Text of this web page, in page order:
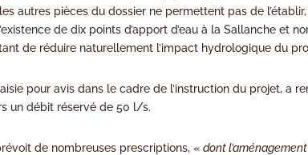
autres pièces du dossier ne permettent pas de l’établir,
de dix points d’apport d’eau à la Sallanche et
de réduire naturellement l’impact hydrologique du
pour avis dans le cadre de l’instruction du projet, a
un débit réservé de 50 l/s.
de nombreuses prescriptions, «dont